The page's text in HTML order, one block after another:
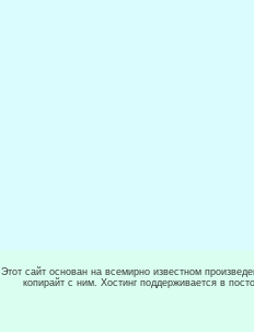
Этот сайт основан на всемирно известном
копирайт с ним. Хостинг поддерживается в